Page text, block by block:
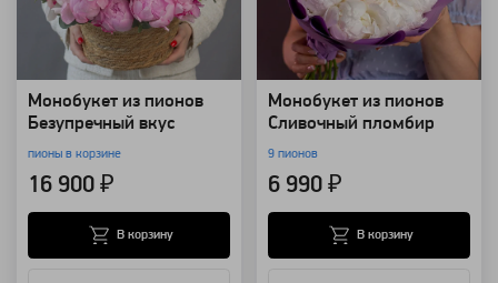
Монобукет из пионов
Безупречный вкус
пионы в корзине
16 900 ₽
В корзину
Монобукет из пионов
Сливочный пломбир
9 пионов
6 990 ₽
В корзину